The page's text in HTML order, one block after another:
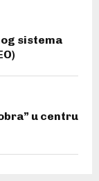
sistema
u centru